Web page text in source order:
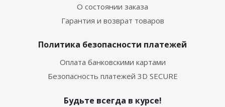
О состоянии заказа
Гарантия и возврат товаров
Политика безопасности платежей
Оплата банковскими картами
Безопасность платежей 3D SECURE
Будьте всегда в курсе!